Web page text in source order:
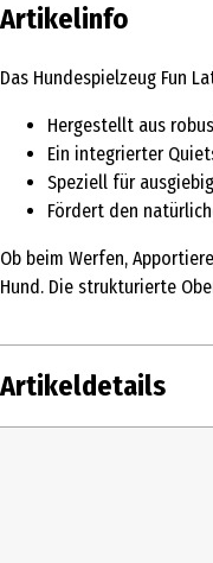
Artikelinfo
Das Hundespielzeug Fun
Hergestellt aus
Ein integrierter
Speziell für
Fördert den
Ob beim Werfen,
Hund. Die strukturierte
Artikeldetails